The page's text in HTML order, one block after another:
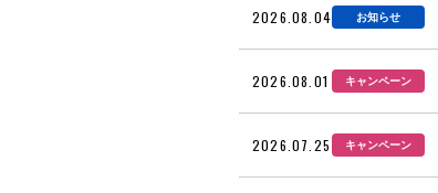
2026.08.04 お知らせ
2026.08.01 キャンペーン
2026.07.25 キャンペーン